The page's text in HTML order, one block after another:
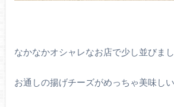
なかなかオシャレなお店で少し並びまし
お通しの揚げチーズがめっちゃ美味し